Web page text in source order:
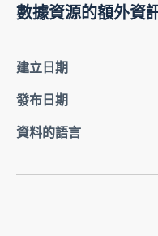
數據資源的額外資
建立日期
發布日期
資料的語言